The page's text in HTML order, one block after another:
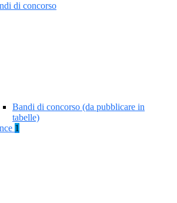
di concorso
Bandi di concorso (da pubblicare in
tabelle)
1